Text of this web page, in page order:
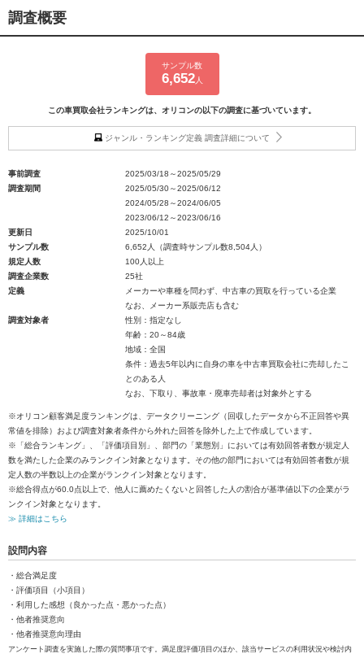
調査概要
サンプル数
6,652人
この車買取会社ランキングは、オリコンの以下の調査に基づいています。
ジャンル・ランキング定義 調査詳細について
事前調査
2025/03/18～2025/05/29
調査期間
2025/05/30～2025/06/12
2024/05/28～2024/06/05
2023/06/12～2023/06/16
更新日
2025/10/01
サンプル数
6,652人（調査時サンプル数8,504人）
規定人数
100人以上
調査企業数
25社
定義
メーカーや車種を問わず、中古車の買取を行っている企業
なお、メーカー系販売店も含む
調査対象者
性別：指定なし
年齢：20～84歳
地域：全国
条件：過去5年以内に自身の車を中古車買取会社に売却したこ
とのある人
なお、下取り、事故車・廃車売却者は対象外とする
※オリコン顧客満足度ランキングは、データクリーニング（回収したデータから不正回答や異
常値を排除）および調査対象者条件から外れた回答を除外した上で作成しています。
※「総合ランキング」、「評価項目別」、部門の「業態別」においては有効回答者数が規定人
数を満たした企業のみランクイン対象となります。その他の部門においては有効回答者数が規
定人数の半数以上の企業がランクイン対象となります。
※総合得点が60.0点以上で、他人に薦めたくないと回答した人の割合が基準値以下の企業がラ
ンクイン対象となります。
≫ 詳細はこちら
設問内容
・総合満足度
・評価項目（小項目）
・利用した感想（良かった点・悪かった点）
・他者推奨意向
・他者推奨意向理由
アンケート調査を実施した際の質問事項です。満足度評価項目のほか、該当サービスの利用状況や検討内